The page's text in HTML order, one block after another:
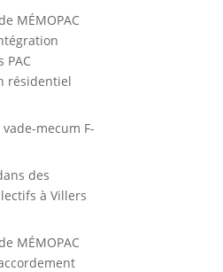
MÉMOPAC
PAC
résidentiel
mecum F-
des
à Villers
MÉMOPAC